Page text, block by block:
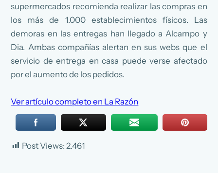
supermercados recomienda realizar las compras en
los más de 1.000 establecimientos físicos. Las
demoras en las entregas han llegado a Alcampo y
Dia. Ambas compañías alertan en sus webs que el
servicio de entrega en casa puede verse afectado
por el aumento de los pedidos.
Ver artículo completo en La Razón
Post Views: 2.461